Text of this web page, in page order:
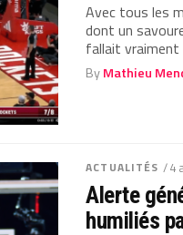
Avec tous les
dont un
fallait vraiment
ByMathieu
ACTUALITÉS / 4
Alerte
humiliés